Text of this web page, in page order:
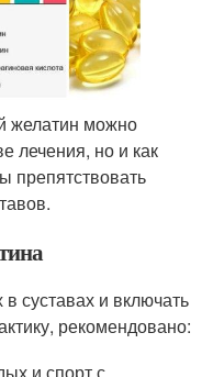
желатин можно
лечения, но и как
препятствовать
суставах и включать
рекомендовано: